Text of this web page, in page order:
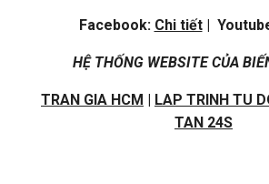
Facebook: Chi tiết|
HỆ THỐNG WEBSITE CỦA
TRAN GIA HCM | LAP TRINH TU
TAN 24S